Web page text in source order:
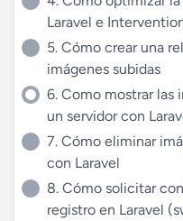
Laravel e
5. Cómo crear una
imágenes subidas
6. Como mostrar las
un servidor con
7. Cómo eliminar
con Laravel
8. Cómo solicitar
registro en Laravel